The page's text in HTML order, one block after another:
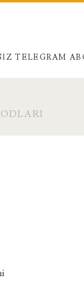
TELEGRAM